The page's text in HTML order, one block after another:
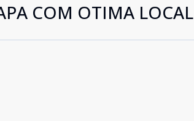
COM OTIMA